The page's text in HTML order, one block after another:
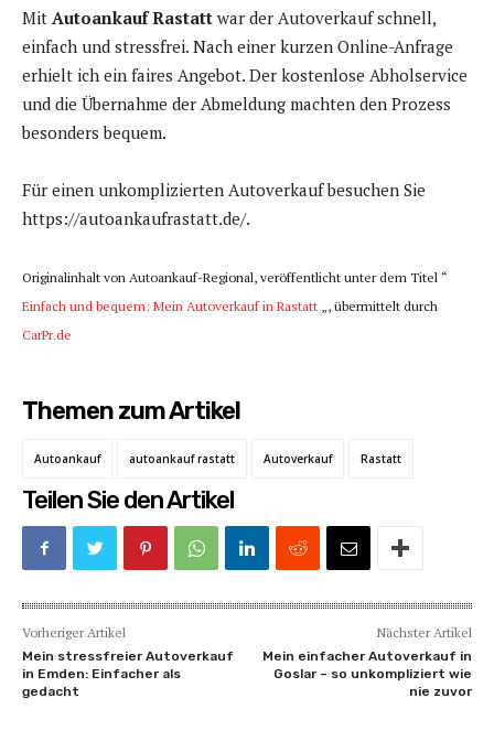
Mit Autoankauf Rastatt war der Autoverkauf schnell,
einfach und stressfrei. Nach einer kurzen Online-Anfrage
erhielt ich ein faires Angebot. Der kostenlose Abholservice
und die Übernahme der Abmeldung machten den Prozess
besonders bequem.
Für einen unkomplizierten Autoverkauf besuchen Sie
https://autoankaufrastatt.de/.
Originalinhalt von Autoankauf-Regional, veröffentlicht unter dem Titel “
Einfach und bequem: Mein Autoverkauf in Rastatt „, übermittelt durch
CarPr.de
Themen zum Artikel
Autoankauf autoankauf rastatt Autoverkauf Rastatt
Teilen Sie den Artikel
Vorheriger Artikel
Mein stressfreier Autoverkauf
in Emden: Einfacher als
gedacht
Nächster Artikel
Mein einfacher Autoverkauf in
Goslar – so unkompliziert wie
nie zuvor